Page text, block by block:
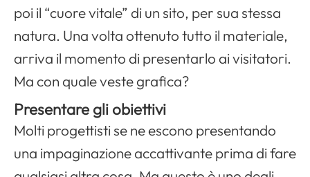
poi il “cuore vitale” di un sito, per sua stessa
natura. Una volta ottenuto tutto il materiale,
arriva il momento di presentarlo ai visitatori.
Ma con quale veste grafica?
Presentare gli obiettivi
Molti progettisti se ne escono presentando
una impaginazione accattivante prima di fare